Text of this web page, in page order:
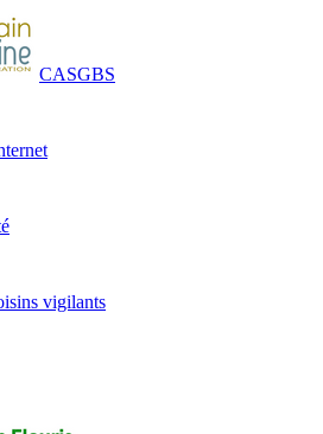
CASGBS
vigilants